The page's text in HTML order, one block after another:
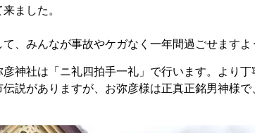
ました。
、みんなが事故やケガなく一年間過ごせますよ
神社は「ニ礼四拍手一礼」で行います。より丁
説がありますが、お弥彦様は正真正銘男神様で